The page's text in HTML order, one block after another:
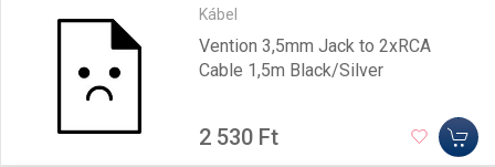
Kábel
Vention 3,5mm Jack to 2xRCA
Cable 1,5m Black/Silver
2 530 Ft